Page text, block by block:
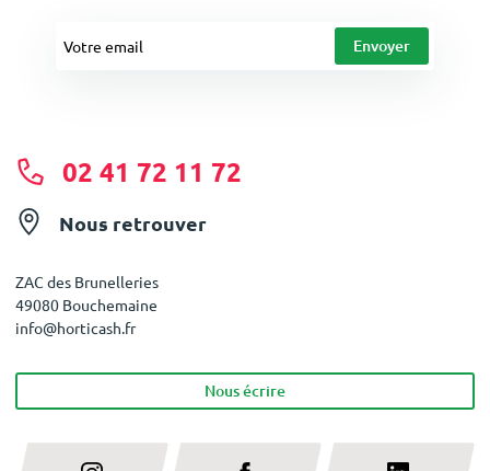
02 41 72 11 72
Nous retrouver
ZAC des Brunelleries
49080 Bouchemaine
info@horticash.fr
Nous écrire